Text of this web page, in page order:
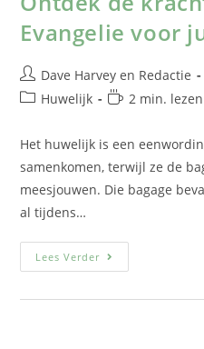
Evangelie voor
Dave Harvey en Redactie
Huwelijk
2 min. lezen
Het huwelijk is een
samenkomen, terwijl ze de
meesjouwen. Die bagage
al tijdens…
Lees Verder